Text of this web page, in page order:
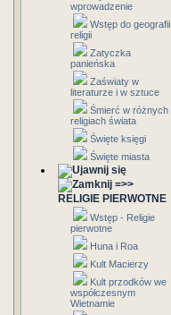
wprowadzenie
Wstęp do geografii
religii
Zatyczka
panieńska
Zaświaty w
literaturze i w sztuce
Śmierć w różnych
religiach świata
Święte księgi
Święte miasta
=>>
RELIGIE PIERWOTNE
Wstęp - Religie
pierwotne
Huna i Roa
Kult Macierzy
Kult przodków we
współczesnym
Wietnamie